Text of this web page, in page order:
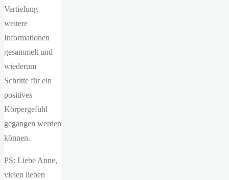
Vertiefung
weitere
Informationen
gesammelt und
wiederum
Schritte für ein
positives
Körpergefühl
gegangen werden
können.
PS: Liebe Anne,
vielen lieben